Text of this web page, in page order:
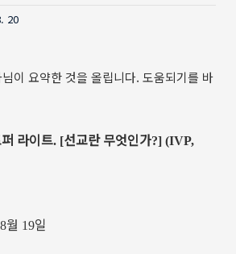
20
이 요약한 것을 올립니다. 도움되기를 바
라이트. [선교란 무엇인가?] (IVP,
월 19일